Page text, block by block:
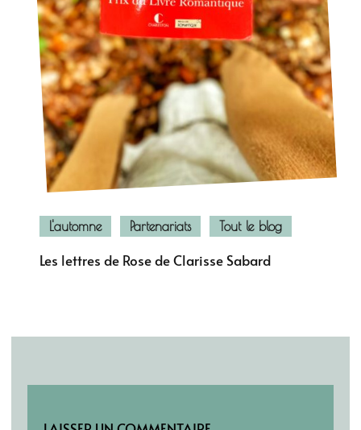
L'automne Partenariats Tout le blog
Les lettres de Rose de Clarisse Sabard